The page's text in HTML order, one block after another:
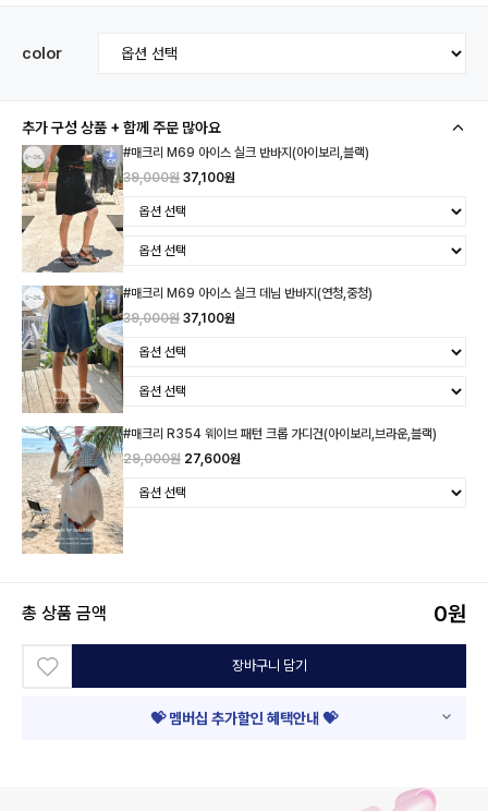
color
추가 구성 상품 + 함께 주문 많아요
#매크리 M69 아이스 실크 반바지(아이보리,블랙)
39,000원 37,100원
#매크리 M69 아이스 실크 데님 반바지(연청,중청)
39,000원 37,100원
#매크리 R354 웨이브 패턴 크롭 가디건(아이보리,브라운,블랙)
29,000원 27,600원
총 상품 금액 0원
장바구니 담기
💝 멤버십 추가할인 혜택안내 💝